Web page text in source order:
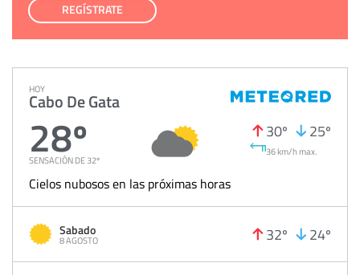
REGÍSTRATE
HOY
Cabo De Gata
28º
SENSACIÓN DE 32º
30º 25º
36 km/h max.
Cielos nubosos en las próximas horas
Sabado
8 AGOSTO 32º 24º